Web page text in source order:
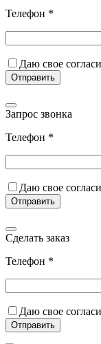
Телефон *
Даю свое
Запрос звонка
Телефон *
Даю свое
Сделать заказ
Телефон *
Даю свое